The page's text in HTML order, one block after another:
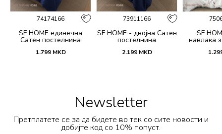
74174166
SF HOME единечна
Сатен постелнина
1.799 MKD
73911166
SF HOME - двојна Сатен
постелнина
2.199 MKD
SF
навлака
Newsletter
Претплатете се за да бидете во тек со сите новости и
добијте код со 10% попуст.